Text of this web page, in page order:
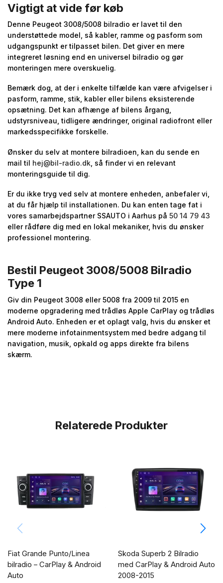
Vigtigt at vide før køb
Denne Peugeot 3008/5008 bilradio er lavet til den
understøttede model, så kabler, ramme og pasform som
udgangspunkt er tilpasset bilen. Det giver en mere
integreret løsning end en universel bilradio og gør
monteringen mere overskuelig.
Bemærk dog, at der i enkelte tilfælde kan være afvigelser i
pasform, ramme, stik, kabler eller bilens eksisterende
opsætning. Det kan afhænge af bilens årgang,
udstyrsniveau, tidligere ændringer, original radiofront eller
markedsspecifikke forskelle.
Ønsker du selv at montere bilradioen, kan du sende en
mail til hej@bil-radio.dk , så finder vi en relevant
monteringsguide til dig.
Er du ikke tryg ved selv at montere enheden, anbefaler vi,
at du får hjælp til installationen. Du kan enten tage fat i
vores samarbejdspartner SSAUTO i Aarhus på 50 14 79 43
eller rådføre dig med en lokal mekaniker, hvis du ønsker
professionel montering.
Bestil Peugeot 3008/5008 Bilradio
Type 1
Giv din Peugeot 3008 eller 5008 fra 2009 til 2015 en
moderne opgradering med trådløs Apple CarPlay og trådløs
Android Auto. Enheden er et oplagt valg, hvis du ønsker et
mere moderne infotainmentsystem med bedre adgang til
navigation, musik, opkald og apps direkte fra bilens
skærm.
Relaterede Produkter
Fiat Grande Punto/Linea
bilradio – CarPlay & Android
Auto
Skoda Superb 2 Bilradio
med CarPlay & Android Auto
2008-2015